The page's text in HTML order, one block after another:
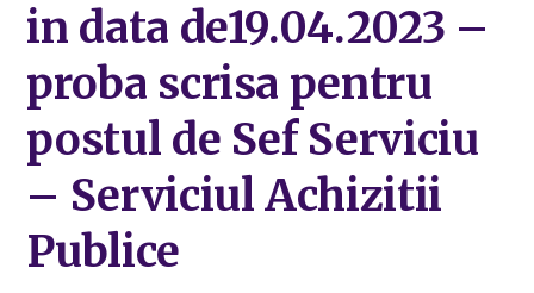
in data de19.04.2023 –
proba scrisa pentru
postul de Sef Serviciu
– Serviciul Achizitii
Publice